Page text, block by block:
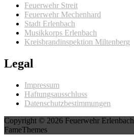
Feuerwehr Streit
Feuerwehr Mechenhard
Stadt Erlenbach
Musikkorps Erlenbach
Kreisbrandinspektion Miltenberg
Legal
Impressum
Haftungsausschluss
Datenschutzbestimmungen
Copyright © 2026 Feuerwehr Erlenbach
FameThemes